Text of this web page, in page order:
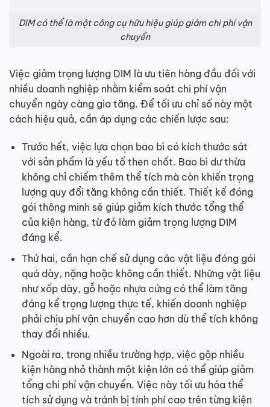
DIM có thể là một công cụ hữu hiệu giúp giảm chi phí vận
chuyển
Việc giảm trọng lượng DIM là ưu tiên hàng đầu đối với
nhiều doanh nghiệp nhằm kiểm soát chi phí vận
chuyển ngày càng gia tăng. Để tối ưu chỉ số này một
cách hiệu quả, cần áp dụng các chiến lược sau:
Trước hết, việc lựa chọn bao bì có kích thước sát
với sản phẩm là yếu tố then chốt. Bao bì dư thừa
không chỉ chiếm thêm thể tích mà còn khiến trọng
lượng quy đổi tăng không cần thiết. Thiết kế đóng
gói thông minh sẽ giúp giảm kích thước tổng thể
của kiện hàng, từ đó làm giảm trọng lượng DIM
đáng kể.
Thứ hai, cần hạn chế sử dụng các vật liệu đóng gói
quá dày, nặng hoặc không cần thiết. Những vật liệu
như xốp dày, gỗ hoặc nhựa cứng có thể làm tăng
đáng kể trọng lượng thực tế, khiến doanh nghiệp
phải chịu phí vận chuyển cao hơn dù thể tích không
thay đổi nhiều.
Ngoài ra, trong nhiều trường hợp, việc gộp nhiều
kiện hàng nhỏ thành một kiện lớn có thể giúp giảm
tổng chi phí vận chuyển. Việc này tối ưu hóa thể
tích sử dụng và tránh bị tính phí cao trên từng kiện